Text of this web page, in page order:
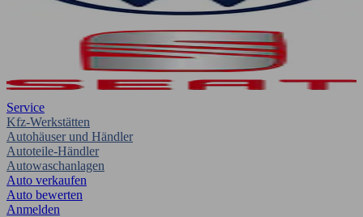
Service
Kfz-Werkstätten
Autohäuser und Händler
Autoteile-Händler
Autowaschanlagen
Auto verkaufen
Auto bewerten
Anmelden